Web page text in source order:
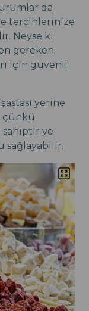
da
tercihlerinize
Neyse ki
gereken
için güvenli
yerine
çünkü
sahiptir ve
sağlayabilir.